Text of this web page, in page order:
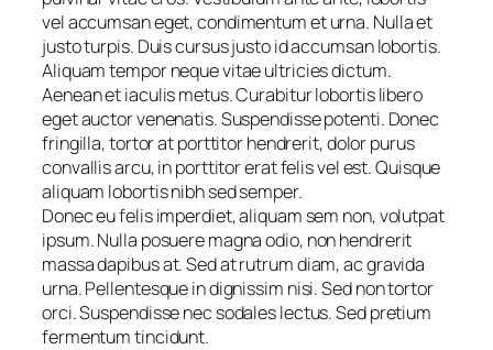
vel accumsan eget, condimentum et urna. Nulla et
justo turpis. Duis cursus justo id accumsan lobortis.
Aliquam tempor neque vitae ultricies dictum.
Aenean et iaculis metus. Curabitur lobortis libero
eget auctor venenatis. Suspendisse potenti. Donec
fringilla, tortor at porttitor hendrerit, dolor purus
convallis arcu, in porttitor erat felis vel est. Quisque
aliquam lobortis nibh sed semper.
Donec eu felis imperdiet, aliquam sem non, volutpat
ipsum. Nulla posuere magna odio, non hendrerit
massa dapibus at. Sed at rutrum diam, ac gravida
urna. Pellentesque in dignissim nisi. Sed non tortor
orci. Suspendisse nec sodales lectus. Sed pretium
fermentum tincidunt.